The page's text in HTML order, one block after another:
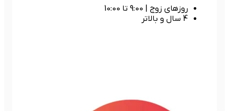
روزهای زوج
9:00 تا 10:00
4 سال و بالاتر